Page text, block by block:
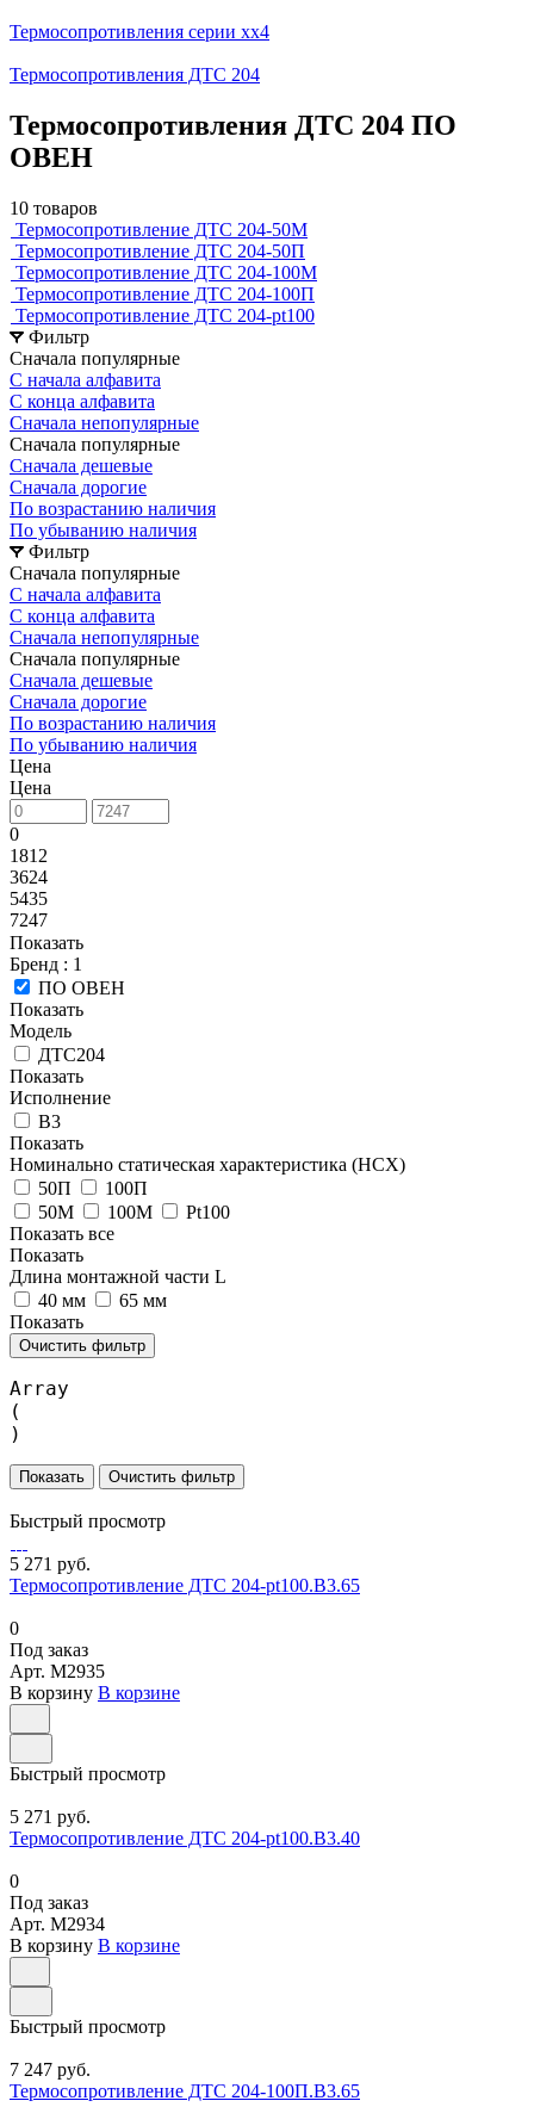
Термосопротивления серии хх4
Термосопротивления ДТС 204
Термосопротивления ДТС 204 ПО
ОВЕН
10 товаров
Термосопротивление ДТС 204-50М
Термосопротивление ДТС 204-50П
Термосопротивление ДТС 204-100М
Термосопротивление ДТС 204-100П
Термосопротивление ДТС 204-pt100
Фильтр
Сначала популярные
С начала алфавита
С конца алфавита
Сначала непопулярные
Сначала популярные
Сначала дешевые
Сначала дорогие
По возрастанию наличия
По убыванию наличия
Фильтр
Сначала популярные
С начала алфавита
С конца алфавита
Сначала непопулярные
Сначала популярные
Сначала дешевые
Сначала дорогие
По возрастанию наличия
По убыванию наличия
Цена
Цена
0
1812
3624
5435
7247
Показать
Бренд : 1
ПО ОВЕН
Показать
Модель
ДТС204
Показать
Исполнение
В3
Показать
Номинально статическая характеристика (НСХ)
50П
100П
50М
100М
Pt100
Показать все
Показать
Длина монтажной части L
40 мм
65 мм
Показать
Очистить фильтр
Array
(
Очистить фильтр
Быстрый просмотр
5 271 руб.
Термосопротивление ДТС 204-pt100.В3.65
0
Под заказ
Арт. M2935
В корзину В корзине
Быстрый просмотр
5 271 руб.
Термосопротивление ДТС 204-pt100.В3.40
0
Под заказ
Арт. M2934
В корзину В корзине
Быстрый просмотр
7 247 руб.
Термосопротивление ДТС 204-100П.В3.65